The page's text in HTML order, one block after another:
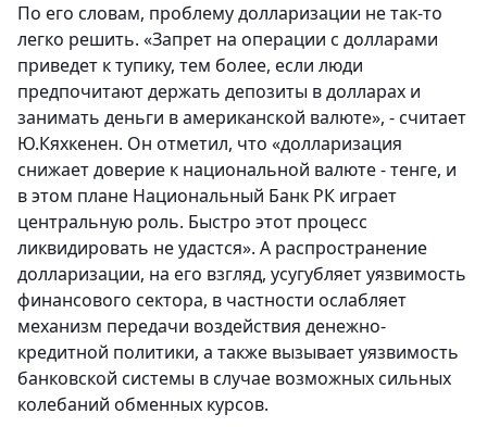
По его словам, проблему долларизации не так-то
легко решить. «Запрет на операции с долларами
приведет к тупику, тем более, если люди
предпочитают держать депозиты в долларах и
занимать деньги в американской валюте», - считает
Ю.Кяхкенен. Он отметил, что «долларизация
снижает доверие к национальной валюте - тенге, и
в этом плане Национальный Банк РК играет
центральную роль. Быстро этот процесс
ликвидировать не удастся». А распространение
долларизации, на его взгляд, усугубляет уязвимость
финансового сектора, в частности ослабляет
механизм передачи воздействия денежно-
кредитной политики, а также вызывает уязвимость
банковской системы в случае возможных сильных
колебаний обменных курсов.